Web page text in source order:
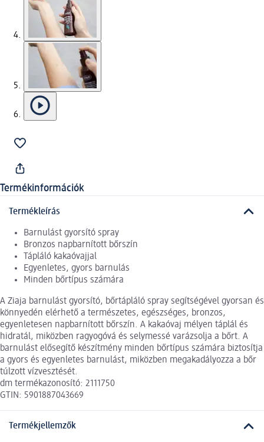
Termékinformációk
Termékleírás
Barnulást gyorsító spray
Bronzos napbarnított bőrszín
Tápláló kakaóvajjal
Egyenletes, gyors barnulás
Minden bőrtípus számára
A Ziaja barnulást gyorsító, bőrtápláló spray segítségével gyorsan és
könnyedén elérhető a természetes, egészséges, bronzos,
egyenletesen napbarnított bőrszín. A kakaóvaj mélyen táplál és
hidratál, miközben ragyogóvá és selymessé varázsolja a bőrt. A
barnulást elősegítő készítmény minden bőrtípus számára biztosítja
a gyors és egyenletes barnulást, miközben megakadályozza a bőr
túlzott vízvesztését.
dm termékazonosító: 2111750
GTIN: 5901887043669
Termékjellemzők